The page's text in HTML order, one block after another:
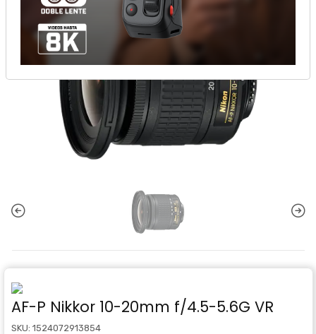
AF-P Nikkor 10-20mm f/4.5-5.6G VR
SKU: 1524072913854